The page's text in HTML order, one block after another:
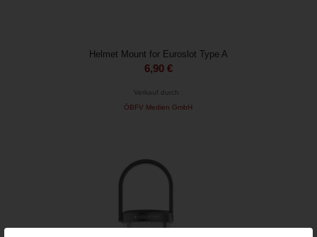
Helmet Mount for Euroslot Type A
6,90 €
Verkauf durch :
ÖBFV Medien GmbH